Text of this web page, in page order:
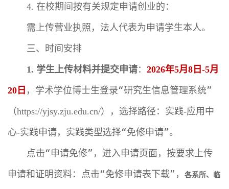
4. 在校期间按有关规定申请创业的：
需上传营业执照，法人代表为申请学生本人。
三、时间安排
1. 学生上传材料并提交申请：2026年5月8 日-5月
20 日 ，学术学位博士生登录“研究生信息管理系统”
（https://yjsy.zju.edu.cn/），选择路径：实践-应用中
心-实践申请，实践类型选择“免修申请”。
点击“申请免修”，进入申请页面，按要求上传
申请和证明资料：点击“免修申请表下载”，
各系所、临